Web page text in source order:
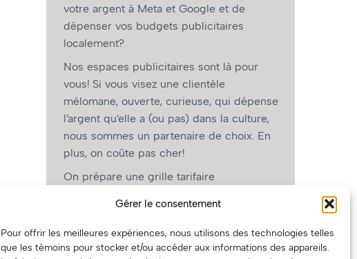
Gérer le consentement
Pour offrir les meilleures expériences, nous utilisons des technologies telles
que les témoins pour stocker et/ou accéder aux informations des appareils.
votre argent à Meta et Google et de
dépenser vos budgets publicitaires
localement?
Nos espaces publicitaires sont là pour
vous! Si vous visez une clientèle
mélomane, ouverte, curieuse, qui dépense
l’argent qu’elle a (ou pas) dans la culture,
nous sommes un partenaire de choix. En
plus, on coûte pas cher!
On prépare une grille tarifaire
vous, les artistes!)